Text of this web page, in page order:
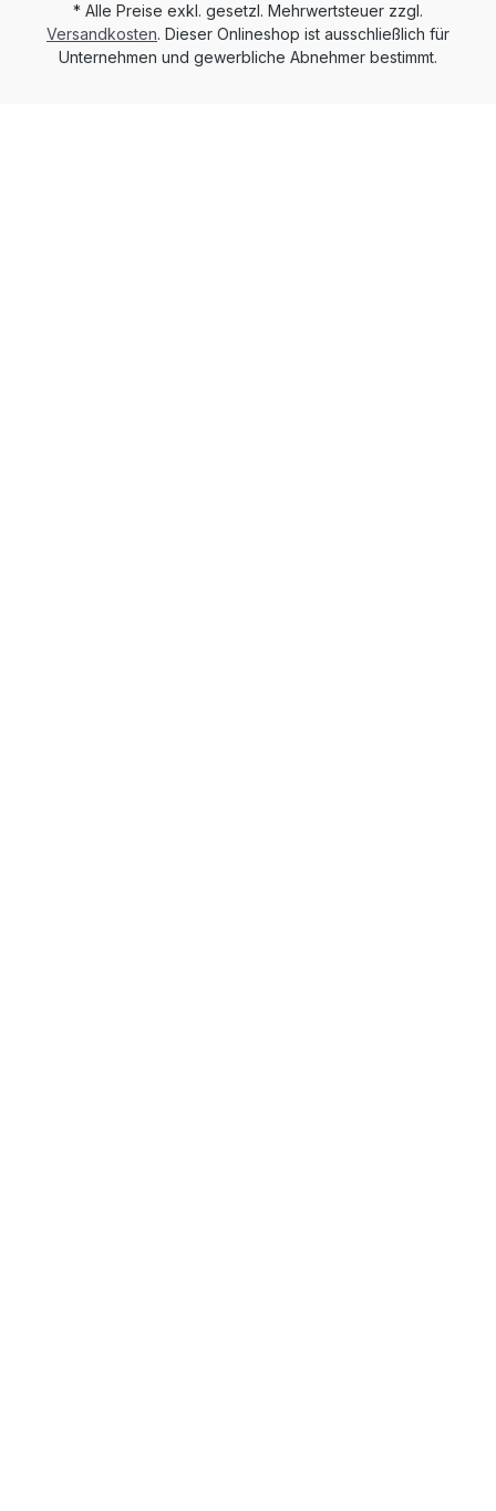
* Alle Preise exkl. gesetzl. Mehrwertsteuer zzgl.
Versandkosten. Dieser Onlineshop ist ausschließlich für
Unternehmen und gewerbliche Abnehmer bestimmt.